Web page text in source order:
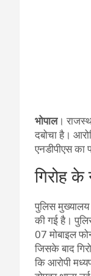
भोपाल।
दबोचा है।
एनडीपीएस का
गिरोह
पुलिस
की गई है।
07 मोबाइल
जिसके बाद
कि आरोपी